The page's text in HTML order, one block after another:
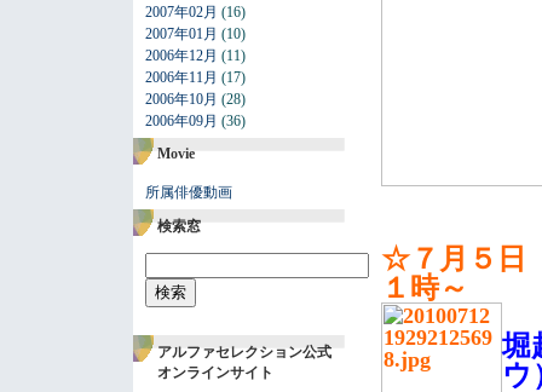
2007年02月 (16)
2007年01月 (10)
2006年12月 (11)
2006年11月 (17)
2006年10月 (28)
2006年09月 (36)
Movie
所属俳優動画
検索窓
アルファセレクション公式
オンラインサイト
☆７月５日
１時～
堀
ウ